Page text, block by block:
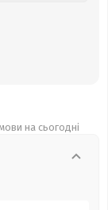
на сьогодні